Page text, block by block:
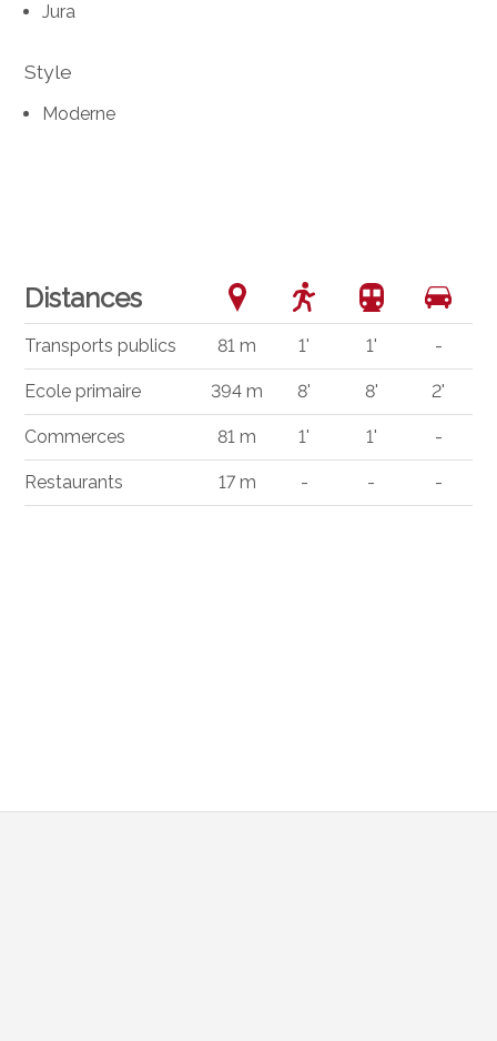
Jura
Style
Moderne
Distances
Transports publics 81 m 1' 1' -
Ecole primaire 394 m 8' 8' 2'
Commerces 81 m 1' 1' -
Restaurants 17 m - - -